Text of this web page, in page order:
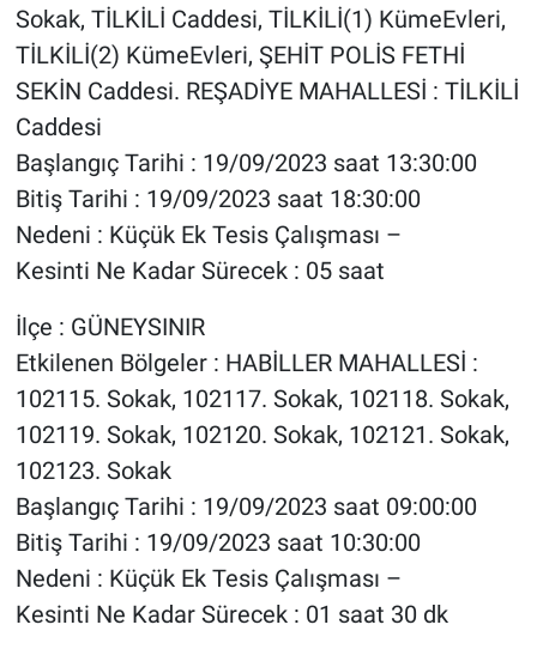
Sokak, TİLKİLİ Caddesi, TİLKİLİ(1) KümeEvleri,
TİLKİLİ(2) KümeEvleri, ŞEHİT POLİS FETHİ
SEKİN Caddesi. REŞADİYE MAHALLESİ : TİLKİLİ
Caddesi
Başlangıç Tarihi : 19/09/2023 saat 13:30:00
Bitiş Tarihi : 19/09/2023 saat 18:30:00
Nedeni : Küçük Ek Tesis Çalışması –
Kesinti Ne Kadar Sürecek : 05 saat
İlçe : GÜNEYSINIR
Etkilenen Bölgeler : HABİLLER MAHALLESİ :
102115. Sokak, 102117. Sokak, 102118. Sokak,
102119. Sokak, 102120. Sokak, 102121. Sokak,
102123. Sokak
Başlangıç Tarihi : 19/09/2023 saat 09:00:00
Bitiş Tarihi : 19/09/2023 saat 10:30:00
Nedeni : Küçük Ek Tesis Çalışması –
Kesinti Ne Kadar Sürecek : 01 saat 30 dk